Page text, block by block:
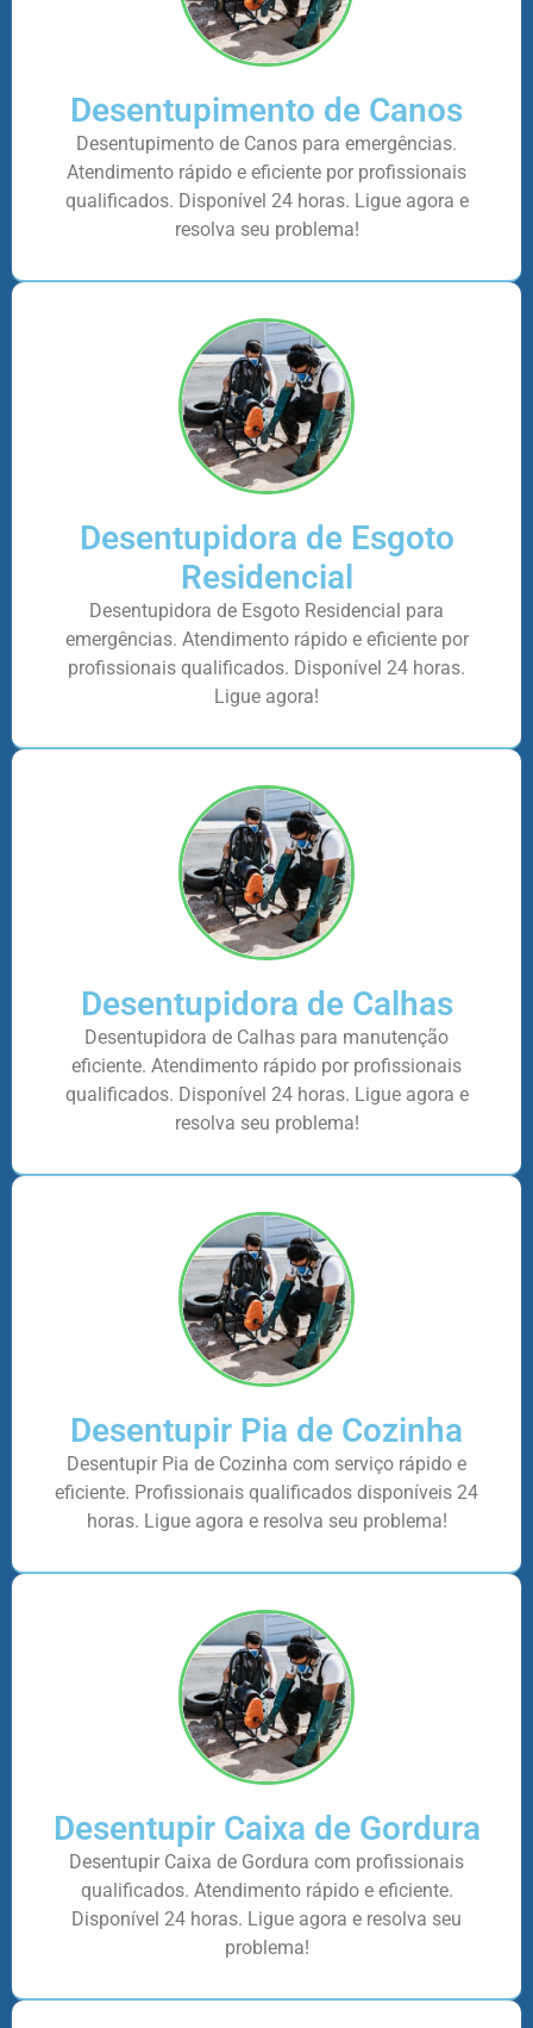
Desentupimento de Canos
Desentupimento de Canos para emergências.
Atendimento rápido e eficiente por profissionais
qualificados. Disponível 24 horas. Ligue agora e
resolva seu problema!
Desentupidora de Esgoto
Residencial
Desentupidora de Esgoto Residencial para
emergências. Atendimento rápido e eficiente por
profissionais qualificados. Disponível 24 horas.
Ligue agora!
Desentupidora de Calhas
Desentupidora de Calhas para manutenção
eficiente. Atendimento rápido por profissionais
qualificados. Disponível 24 horas. Ligue agora e
resolva seu problema!
Desentupir Pia de Cozinha
Desentupir Pia de Cozinha com serviço rápido e
eficiente. Profissionais qualificados disponíveis 24
horas. Ligue agora e resolva seu problema!
Desentupir Caixa de Gordura
Desentupir Caixa de Gordura com profissionais
qualificados. Atendimento rápido e eficiente.
Disponível 24 horas. Ligue agora e resolva seu
problema!